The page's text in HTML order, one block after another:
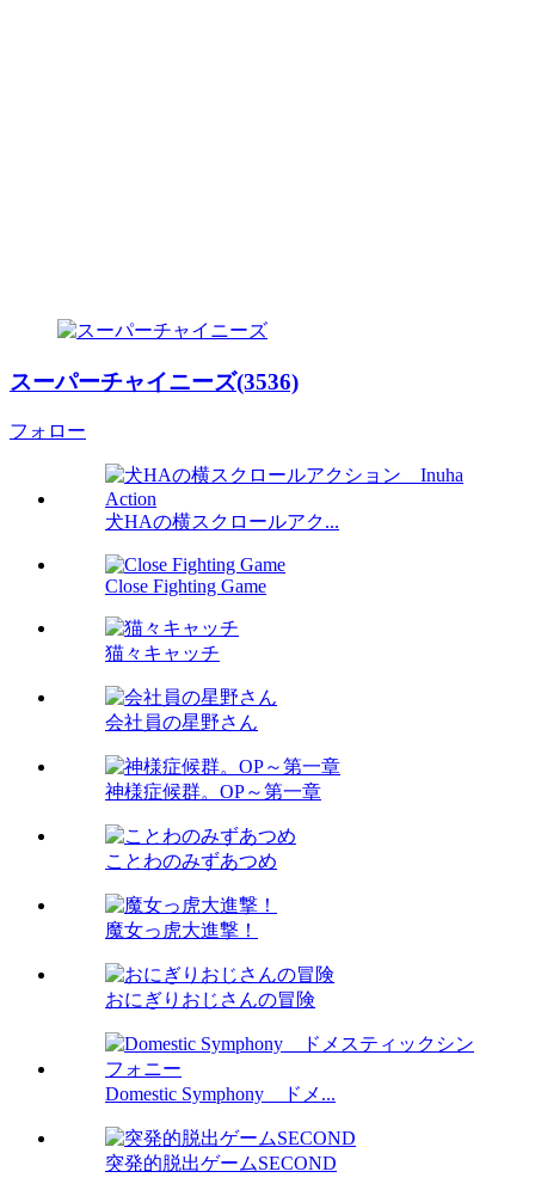
スーパーチャイニーズ(3536)
フォロー
犬HAの横スクロールアク...
Close Fighting Game
猫々キャッチ
会社員の星野さん
神様症候群。OP～第一章
ことわのみずあつめ
魔女っ虎大進撃！
おにぎりおじさんの冒険
Domestic Symphony ドメ...
突発的脱出ゲームSECOND